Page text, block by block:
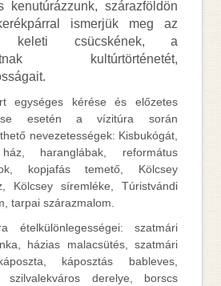
kenutúrázzunk, szárazföldön
ismerjük meg az
keleti csücskének, a
kultúrtörténetét,
egységes kérése és előzetes
esetén a vízitúra során
nevezetességek: Kisbukógát,
haranglábak, református
kopjafás temető, Kölcsey
Kölcsey síremléke, Túristvándi
tarpai szárazmalom.
ételkülönlegességei: szatmári
házias malacsütés, szatmári
káposztás bableves,
szilvalekváros derelye, borscs